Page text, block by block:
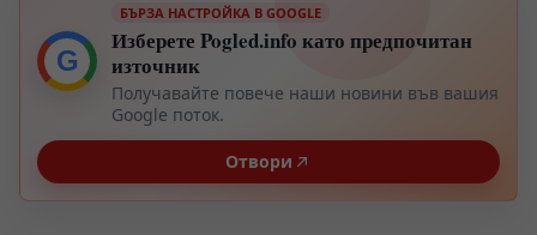
G
БЪРЗА НАСТРОЙКА В GOOGLE
Изберете Pogled.info като предпочитан
източник
Получавайте повече наши новини във вашия
Google поток.
Отвори